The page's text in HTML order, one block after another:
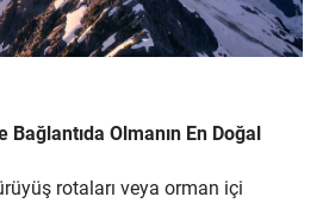
Bağlantıda Olmanın En Doğal
rotaları veya orman içi